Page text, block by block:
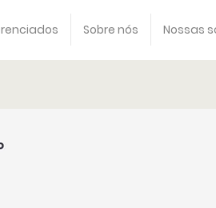
Sobre nós Nossas